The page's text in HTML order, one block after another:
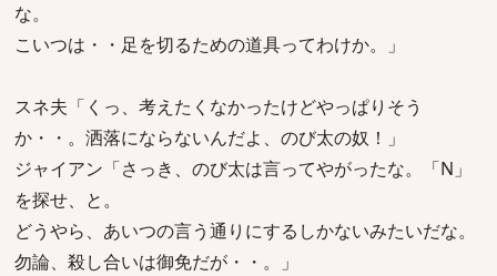
な。
こいつは・・足を切るための道具ってわけか。」
スネ夫「くっ、考えたくなかったけどやっぱりそう
か・・。洒落にならないんだよ、のび太の奴！」
ジャイアン「さっき、のび太は言ってやがったな。「N」
を探せ、と。
どうやら、あいつの言う通りにするしかないみたいだな。
勿論、殺し合いは御免だが・・。」